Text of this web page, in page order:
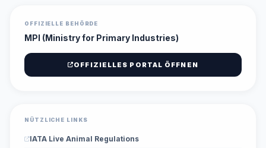
OFFIZIELLE BEHÖRDE
MPI (Ministry for Primary Industries)
OFFIZIELLES PORTAL ÖFFNEN
NÜTZLICHE LINKS
IATA Live Animal Regulations